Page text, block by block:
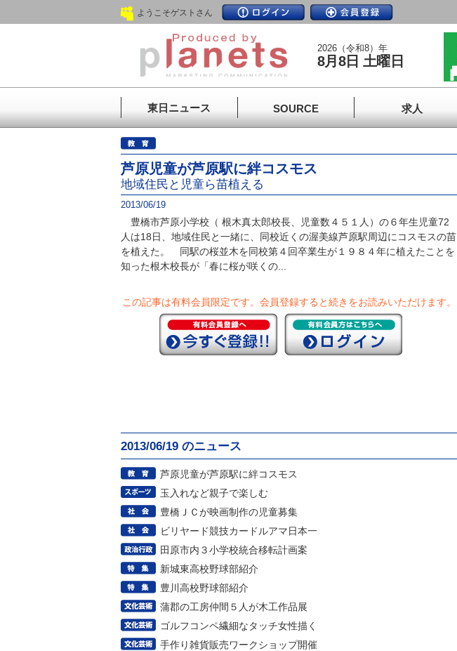
ようこそゲストさん
2026（令和8）年
8月8日 土曜日
東日ニュース SOURCE 求人
芦原児童が芦原駅に絆コスモス
地域住民と児童ら苗植える
2013/06/19
豊橋市芦原小学校（ 根木真太郎校長、児童数４５１人）の６年生児童72
人は18日、地域住民と一緒に、同校近くの渥美線芦原駅周辺にコスモスの苗
を植えた。 同駅の桜並木を同校第４回卒業生が１９８４年に植えたことを
知った根木校長が「春に桜が咲くの...
この記事は有料会員限定です。 会員登録すると続きをお読みいただけます。
2013/06/19 のニュース
芦原児童が芦原駅に絆コスモス
玉入れなど親子で楽しむ
豊橋ＪＣが映画制作の児童募集
ビリヤード競技カードルアマ日本一
田原市内３小学校統合移転計画案
新城東高校野球部紹介
豊川高校野球部紹介
蒲郡の工房仲間５人が木工作品展
ゴルフコンペ繊細なタッチ女性描く
手作り雑貨販売ワークショップ開催